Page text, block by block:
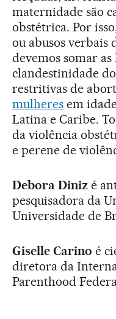
maternidade são
obstétrica. Por
ou abusos verbais
devemos somar
clandestinidade
restritivas de
mulheresem
Latina e Caribe.
da violência
e perene de
Debora Dinizé
pesquisadora da
Universidade de
Giselle Carino é
diretora da
Parenthood